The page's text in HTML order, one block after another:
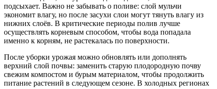
подсыхает. Важно не забывать о поливе: слой мульчи
экономит влагу, но после засухи слои могут тянуть влагу из
нижних слоёв. В критические периоды полив лучше
осуществлять корневым способом, чтобы вода попадала
именно к корням, не растекалась по поверхности.
После уборки урожая можно обновлять или дополнять
верхний слой почвы: заменить старую плодородную почву
свежим компостом и бурым материалом, чтобы продолжить
питание растений в следующем сезоне. В холодных регионах